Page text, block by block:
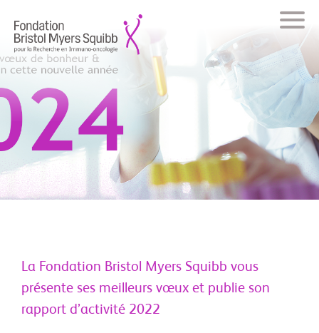
La Fondation Bristol Myers Squibb vous
présente ses meilleurs vœux et publie son
rapport d’activité 2022